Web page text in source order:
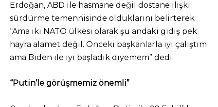
Erdoğan, ABD ile hasmane değil dostane ilişki
sürdürme temennisinde olduklarını belirterek
“Ama iki NATO ülkesi olarak şu andaki gidiş pek
hayra alamet değil. Önceki başkanlarla iyi çalıştım
ama Biden ile iyi başladık diyemem” dedi.
“Putin’le görüşmemiz önemli”